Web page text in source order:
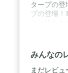
タープの
プの登場！
荷物の出
し、とい
や車種に
ンプ・車中
に合わせて
みんなの
まだレビ